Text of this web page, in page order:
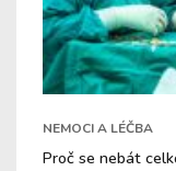
NEMOCI A LÉČBA
Proč se nebát